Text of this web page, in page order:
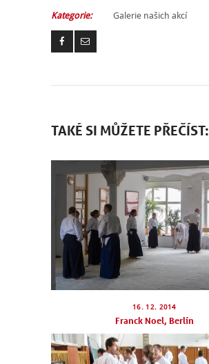
Kategorie: Galerie našich akcí
TAKÉ SI MŮŽETE PŘEČÍST:
16. 12. 2014
Franck Noel, Berlín